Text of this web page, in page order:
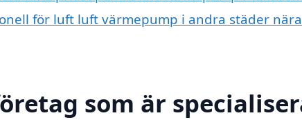
för luft luft värmepump i andra städer nära
som är